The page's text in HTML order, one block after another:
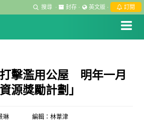
搜尋 · 封存 · 英文版 · 訂閱
擊濫用公屋 明年一月
源獎勵計劃」
琳 編輯：林葦津